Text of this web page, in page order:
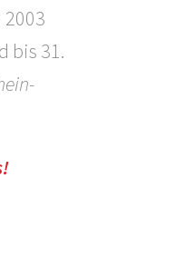
2003
bis 31.